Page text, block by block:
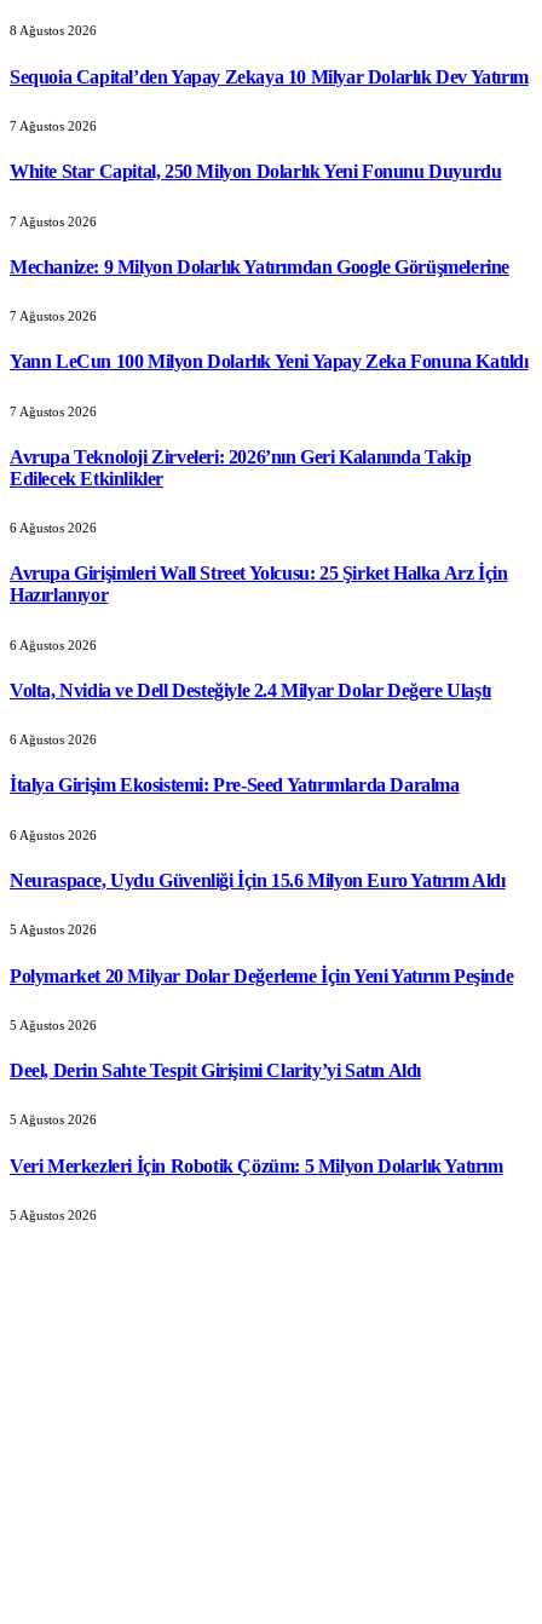
8 Ağustos 2026
Sequoia Capital’den Yapay Zekaya 10 Milyar Dolarlık Dev Yatırım
7 Ağustos 2026
White Star Capital, 250 Milyon Dolarlık Yeni Fonunu Duyurdu
7 Ağustos 2026
Mechanize: 9 Milyon Dolarlık Yatırımdan Google Görüşmelerine
7 Ağustos 2026
Yann LeCun 100 Milyon Dolarlık Yeni Yapay Zeka Fonuna Katıldı
7 Ağustos 2026
Avrupa Teknoloji Zirveleri: 2026’nın Geri Kalanında Takip
Edilecek Etkinlikler
6 Ağustos 2026
Avrupa Girişimleri Wall Street Yolcusu: 25 Şirket Halka Arz İçin
Hazırlanıyor
6 Ağustos 2026
Volta, Nvidia ve Dell Desteğiyle 2.4 Milyar Dolar Değere Ulaştı
6 Ağustos 2026
İtalya Girişim Ekosistemi: Pre-Seed Yatırımlarda Daralma
6 Ağustos 2026
Neuraspace, Uydu Güvenliği İçin 15.6 Milyon Euro Yatırım Aldı
5 Ağustos 2026
Polymarket 20 Milyar Dolar Değerleme İçin Yeni Yatırım Peşinde
5 Ağustos 2026
Deel, Derin Sahte Tespit Girişimi Clarity’yi Satın Aldı
5 Ağustos 2026
Veri Merkezleri İçin Robotik Çözüm: 5 Milyon Dolarlık Yatırım
5 Ağustos 2026